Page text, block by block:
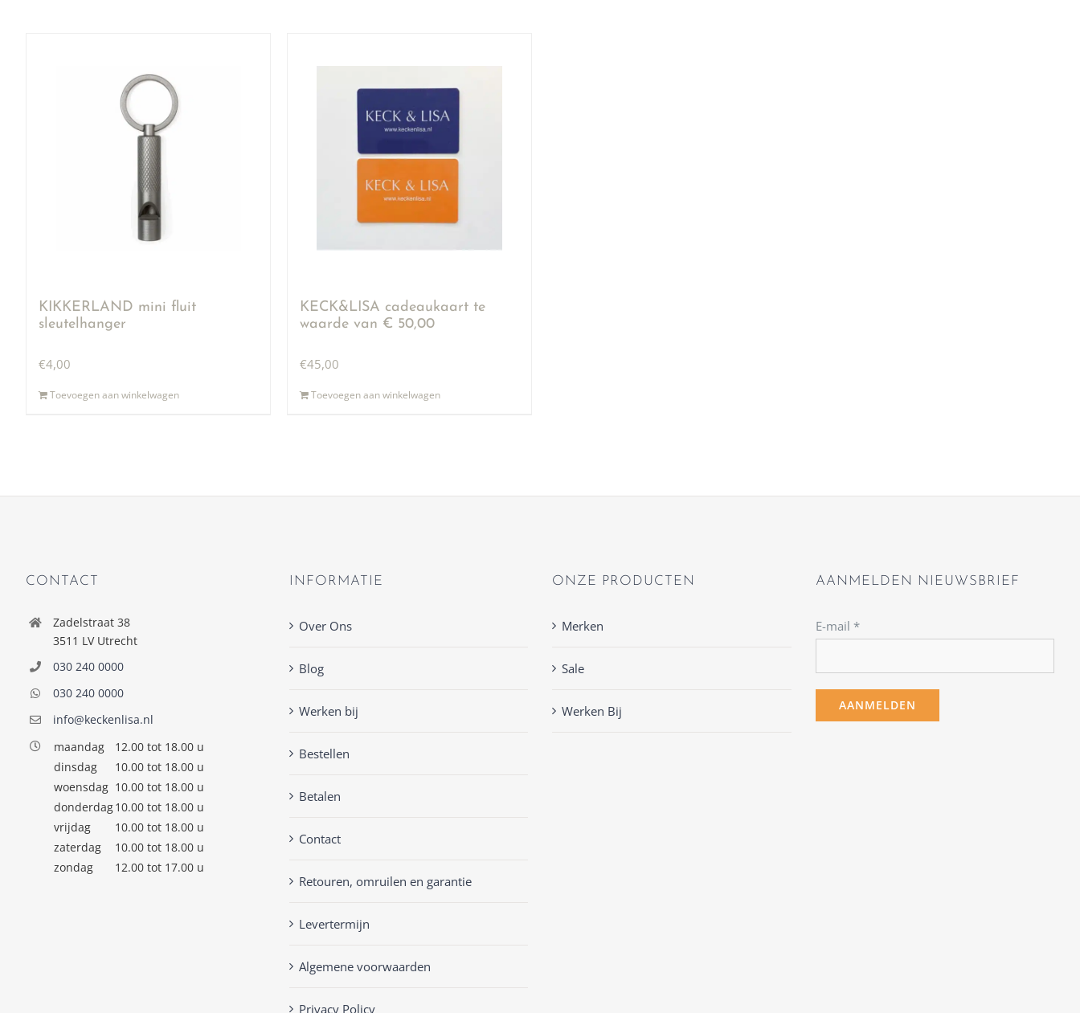
KIKKERLAND mini fluit
sleutelhanger
€4,00
Toevoegen aan winkelwagen
KECK&LISA cadeaukaart te
waarde van € 50,00
€45,00
Toevoegen aan winkelwagen
CONTACT
Zadelstraat 38
3511 LV Utrecht
030 240 0000
030 240 0000
info@keckenlisa.nl
maandag
12.00 tot 18.00 u
dinsdag
10.00 tot 18.00 u
woensdag 10.00 tot 18.00 u
donderdag10.00 tot 18.00 u
vrijdag
10.00 tot 18.00 u
zaterdag
10.00 tot 18.00 u
zondag
12.00 tot 17.00 u
INFORMATIE
Over Ons
Blog
Werken bij
Bestellen
Betalen
Contact
Retouren, omruilen en garantie
Levertermijn
Algemene voorwaarden
Privacy Policy
ONZE PRODUCTEN
Merken
Sale
Werken Bij
AANMELDEN NIEUWSBRIEF
E-mail *